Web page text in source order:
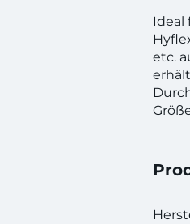
Ideal
etc.